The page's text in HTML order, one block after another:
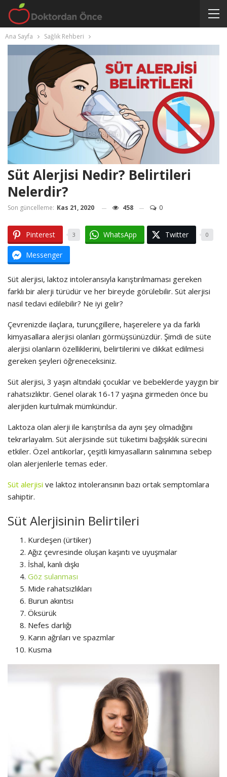
Ana Sayfa Sağlık Rehberi
Süt Alerjisi Nedir? Belirtileri
Nelerdir?
Son güncelleme: Kas 21, 2020 458 0
Pinterest 3 WhatsApp Twitter 0
Messenger
Süt alerjisi, laktoz intoleransıyla karıştırılmaması gereken
farklı bir alerji türüdür ve her bireyde görülebilir. Süt alerjisi
nasıl tedavi edilebilir? Ne iyi gelir?
Çevrenizde ilaçlara, turunçgillere, haşerelere ya da farklı
kimyasallara alerjisi olanları görmüşsünüzdür. Şimdi de süte
alerjisi olanların özelliklerini, belirtilerini ve dikkat edilmesi
gereken şeyleri öğreneceksiniz.
Süt alerjisi, 3 yaşın altındaki çocuklar ve bebeklerde yaygın bir
rahatsızlıktır. Genel olarak 16-17 yaşına girmeden önce bu
alerjiden kurtulmak mümkündür.
Laktoza olan alerji ile karıştırılsa da aynı şey olmadığını
tekrarlayalım. Süt alerjisinde süt tüketimi bağışıklık sürecini
etkiler. Özel antikorlar, çeşitli kimyasalların salınımına sebep
olan alerjenlerle temas eder.
Süt alerjisi ve laktoz intoleransının bazı ortak semptomlara
sahiptir.
Süt Alerjisinin Belirtileri
Kurdeşen (ürtiker)
Ağız çevresinde oluşan kaşıntı ve uyuşmalar
İshal, kanlı dışkı
Göz sulanması
Mide rahatsızlıkları
Burun akıntısı
Öksürük
Nefes darlığı
Karın ağrıları ve spazmlar
Kusma